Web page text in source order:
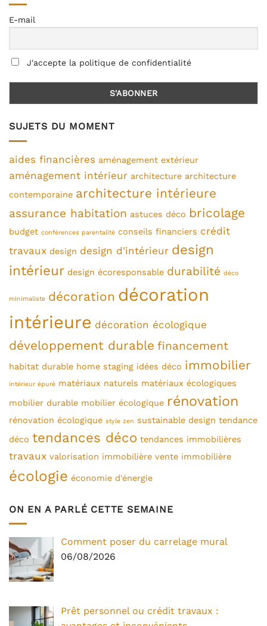
E-mail
J'accepte la politique de confidentialité
SUJETS DU MOMENT
aides financières aménagement extérieur
aménagement intérieur architecture architecture
contemporaine architecture intérieure
assurance habitation astuces déco bricolage
budget conférences parentalité conseils financiers crédit
travaux design design d'intérieur design
intérieur design écoresponsable durabilité déco
minimaliste décoration décoration
intérieure décoration écologique
développement durable financement
habitat durable home staging idées déco immobilier
intérieur épuré matériaux naturels matériaux écologiques
mobilier durable mobilier écologique rénovation
rénovation écologique style zen sustainable design tendance
déco tendances déco tendances immobilières
travaux valorisation immobilière vente immobilière
écologie économie d'énergie
ON EN A PARLÉ CETTE SEMAINE
Comment poser du carrelage mural
06/08/2026
Prêt personnel ou crédit travaux :